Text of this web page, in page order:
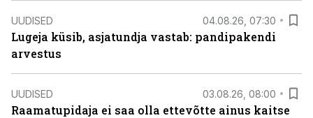
UUDISED 04.08.26, 07:30
Lugeja küsib, asjatundja vastab: pandipakendi
arvestus
UUDISED 03.08.26, 08:00
Raamatupidaja ei saa olla ettevõtte ainus kaitse